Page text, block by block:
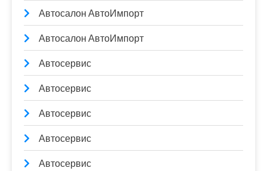
Автосалон АвтоИмпорт
Автосалон АвтоИмпорт
Автосервис
Автосервис
Автосервис
Автосервис
Автосервис